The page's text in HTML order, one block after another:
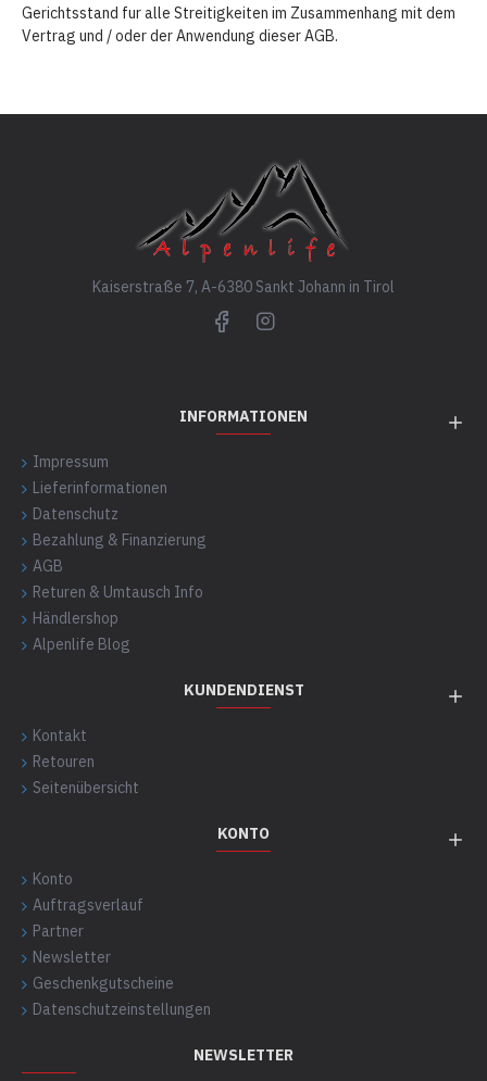
Gerichtsstand fur alle Streitigkeiten im Zusammenhang mit dem
Vertrag und / oder der Anwendung dieser AGB.
Kaiserstraße 7, A-6380 Sankt Johann in Tirol
INFORMATIONEN
Impressum
Lieferinformationen
Datenschutz
Bezahlung & Finanzierung
AGB
Returen & Umtausch Info
Händlershop
Alpenlife Blog
KUNDENDIENST
Kontakt
Retouren
Seitenübersicht
KONTO
Konto
Auftragsverlauf
Partner
Newsletter
Geschenkgutscheine
Datenschutzeinstellungen
NEWSLETTER